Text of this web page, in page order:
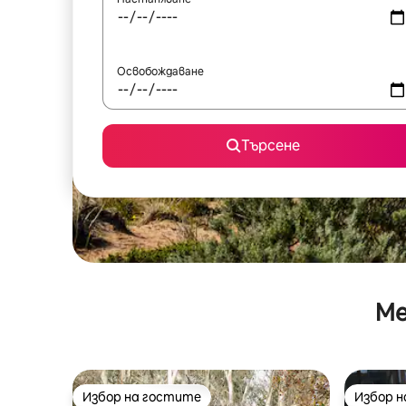
Освобождаване
Търсене
Избор на гостите Избор